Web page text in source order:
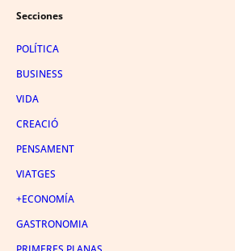
Secciones
POLÍTICA
BUSINESS
VIDA
CREACIÓ
PENSAMENT
VIATGES
+ECONOMÍA
GASTRONOMIA